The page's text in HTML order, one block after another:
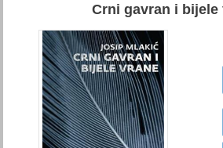
Crni gavran i bijele